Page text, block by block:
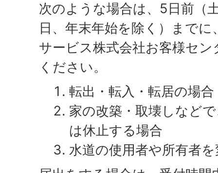
次のような場合は、5日前（
日、年末年始を除く）までに
サービス株式会社お客様セ
ください。
転出・転入・転居の場合
家の改築・取壊しなど
は休止する場合
水道の使用者や所有者